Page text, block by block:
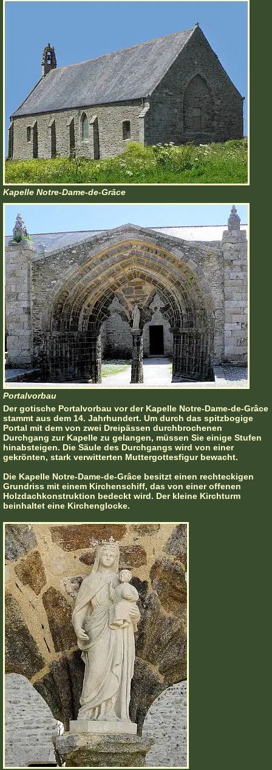
Kapelle Notre-Dame-de-Grâce
Portalvorbau
Der gotische Portalvorbau vor der Kapelle Notre-Dame-de-Grâce
stammt aus dem 14. Jahrhundert. Um durch das spitzbogige
Portal mit dem von zwei Dreipässen durchbrochenen
Durchgang zur Kapelle zu gelangen, müssen Sie einige Stufen
hinabsteigen. Die Säule des Durchgangs wird von einer
gekrönten, stark verwitterten Muttergottesfigur bewacht.
Die Kapelle Notre-Dame-de-Grâce besitzt einen rechteckigen
Grundriss mit einem Kirchenschiff, das von einer offenen
Holzdachkonstruktion bedeckt wird. Der kleine Kirchturm
beinhaltet eine Kirchenglocke.